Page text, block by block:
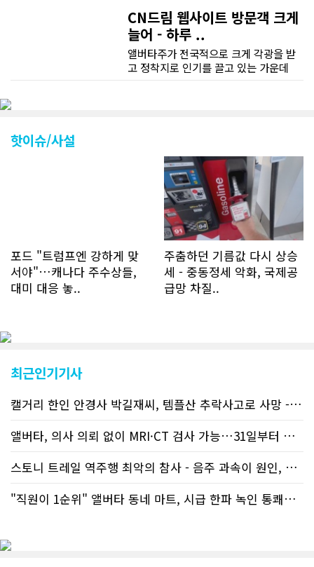
CN드림 웹사이트 방문객 크게
늘어 - 하루 ..
앨버타주가 전국적으로 크게 각광을 받
고 정착지로 인기를 끌고 있는 가운데
명에 달하며 133만건 조회수를 기록했
다. 1인당 방문수는 한달 32.25회이며
하루 평균 1.1회에 달해 거의 매일 본지
를 접속하고 있는 것으로 조사됐다. 한편
신규 회원 가입자수는 2~3년 전까지는
하루 평균 7명 정도였으나 최근 2~3월
에는 크게 늘어 하루 평균 11명에 달해
60% 증가했는데 (년간 4천명) 신규 가
입자의 절반 정도는 타주에서 이주를 검
토하고 있거나 갓 이주한 회원들로 나타
등재가 지연되곤 했으나 동포사회의 뜨
신기사를 매일 웹에 올리는 것으로 정책
을 변경했다. 이에 따라 독자들은 CN드
림 사이트 방문을 통해 매일 따끈따끈한
캐나다 전국 뉴스와 앨버타주 지역 최신
지는 뜨거운 성원에 보답고저 최근 웹 사
핫이슈/사설
포드 "트럼프엔 강하게 맞
서야"…캐나다 주수상들,
대미 대응 놓..
주춤하던 기름값 다시 상승
세 - 중동정세 악화, 국제공
급망 차질..
최근인기기사
캘거리 한인 안경사 박길재씨, 템플산 추락사고로 사망 - 헬기 구조..
앨버타, 의사 의뢰 없이 MRI·CT 검사 가능…31일부터 자비 부..
스토니 트레일 역주행 최악의 참사 - 음주 과속이 원인, 4명 사망..
"직원이 1순위" 앨버타 동네 마트, 시급 한파 녹인 통쾌한 반란 ..